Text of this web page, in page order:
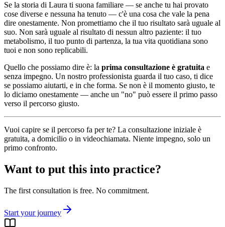
Se la storia di Laura ti suona familiare — se anche tu hai provato
cose diverse e nessuna ha tenuto — c'è una cosa che vale la pena
dire onestamente. Non promettiamo che il tuo risultato sarà uguale al
suo. Non sarà uguale al risultato di nessun altro paziente: il tuo
metabolismo, il tuo punto di partenza, la tua vita quotidiana sono
tuoi e non sono replicabili.
Quello che possiamo dire è: la prima consultazione è gratuita e
senza impegno. Un nostro professionista guarda il tuo caso, ti dice
se possiamo aiutarti, e in che forma. Se non è il momento giusto, te
lo diciamo onestamente — anche un "no" può essere il primo passo
verso il percorso giusto.
Vuoi capire se il percorso fa per te? La consultazione iniziale è
gratuita, a domicilio o in videochiamata. Niente impegno, solo un
primo confronto.
Want to put this into practice?
The first consultation is free. No commitment.
Start your journey